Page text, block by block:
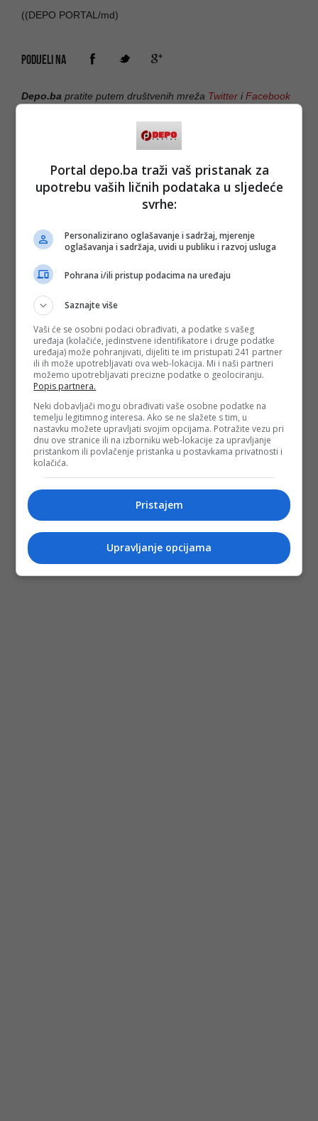
((DEPO PORTAL/md)
PODIJELI NA
Depo.ba pratite putem društvenih mreža Twitter iFacebook
#Tom Lekaj #pekara #hvar
#cijene
Portal depo.ba traži vaš pristanak za
upotrebu vaših ličnih podataka u sljedeće
svrhe:
Personalizirano oglašavanje i sadržaj, mjerenje
oglašavanja i sadržaja, uvidi u publiku i razvoj usluga
Pohrana i/ili pristup podacima na uređaju
Saznajte više
Vaši će se osobni podaci obrađivati, a podatke s vašeg
uređaja (kolačiće, jedinstvene identifikatore i druge podatke
uređaja) može pohranjivati, dijeliti te im pristupati 241 partner
ili ih može upotrebljavati ova web-lokacija. Mi i naši partneri
možemo upotrebljavati precizne podatke o geolociranju.
Popis partnera.
Neki dobavljači mogu obrađivati vaše osobne podatke na
temelju legitimnog interesa. Ako se ne slažete s tim, u
nastavku možete upravljati svojim opcijama. Potražite vezu pri
dnu ove stranice ili na izborniku web-lokacije za upravljanje
pristankom ili povlačenje pristanka u postavkama privatnosti i
kolačića.
Pristajem
Upravljanje opcijama